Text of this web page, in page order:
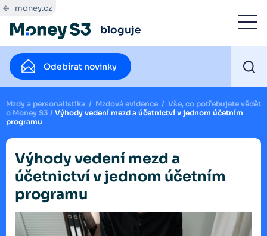
money.cz
bloguje
Odebírat novinky
Mzdy a personalistika / Mzdová evidence / Vše, co potřebujete vědět
o Money S3 / Výhody vedení mezd a účetnictví v jednom účetním
programu
Výhody vedení mezd a
účetnictví v jednom účetním
programu